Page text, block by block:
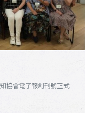
協會電子報創刊號正式